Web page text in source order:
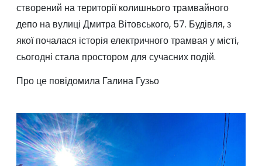
створений на території колишнього трамвайного
депо на вулиці Дмитра Вітовського, 57. Будівля, з
якої почалася історія електричного трамвая у місті,
сьогодні стала простором для сучасних подій.
Про це повідомила Галина Гузьо